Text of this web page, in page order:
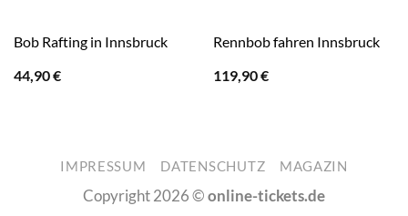
Bob Rafting in Innsbruck
44,90€
Rennbob fahren Innsbruck
119,90€
IMPRESSUM DATENSCHUTZ MAGAZIN
Copyright 2026 ©online-tickets.de